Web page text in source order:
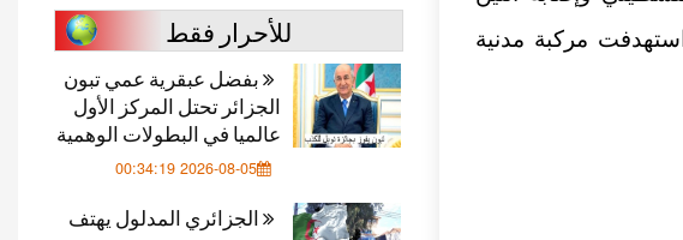
للأحرار فقط
بفضل عبقرية عمي تبون
الجزائر تحتل المركز الأول
عالميا في البطولات الوهمية
2026-08-05 00:34:19
الجزائري المدلول يهتف
مركبة مدنية